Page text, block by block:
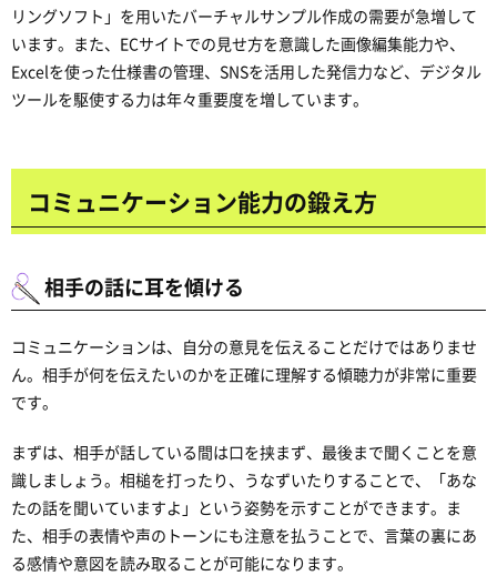
リングソフト」を用いたバーチャルサンプル作成の需要が急増して
います。また、ECサイトでの見せ方を意識した画像編集能力や、
Excelを使った仕様書の管理、SNSを活用した発信力など、デジタル
ツールを駆使する力は年々重要度を増しています。
コミュニケーション能力の鍛え方
相手の話に耳を傾ける
コミュニケーションは、自分の意見を伝えることだけではありませ
ん。相手が何を伝えたいのかを正確に理解する傾聴力が非常に重要
です。
まずは、相手が話している間は口を挟まず、最後まで聞くことを意
識しましょう。相槌を打ったり、うなずいたりすることで、「あな
たの話を聞いていますよ」という姿勢を示すことができます。ま
た、相手の表情や声のトーンにも注意を払うことで、言葉の裏にあ
る感情や意図を読み取ることが可能になります。